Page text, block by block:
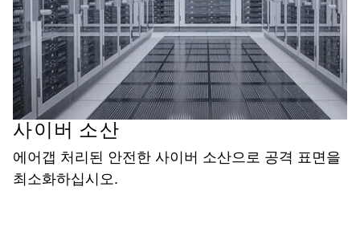
사이버 소산
에어갭 처리된 안전한 사이버 소산으로 공격 표면을
최소화하십시오.